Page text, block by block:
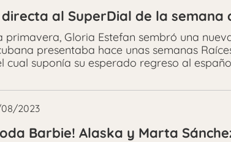
al SuperDial de la semana
primavera, Gloria Estefan sembró una
presentaba hace unas semanas
cual suponía su esperado regreso al
08/2023
Barbie! Alaska y Marta